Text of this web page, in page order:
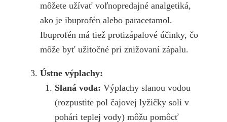
môžete užívať voľnopredajné analgetiká,
ako je ibuprofén alebo paracetamol.
Ibuprofén má tiež protizápalové účinky, čo
môže byť užitočné pri znižovaní zápalu.
Ústne výplachy:
Slaná voda: Výplachy slanou vodou
(rozpustite pol čajovej lyžičky soli v
pohári teplej vody) môžu pomôcť